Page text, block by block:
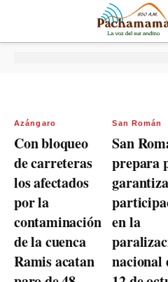
Azángaro
Con bloqueo
de carreteras
los afectados
por la
contaminación
de la cuenca
Ramis acatan
San Román
San
prepara
en la
nacional